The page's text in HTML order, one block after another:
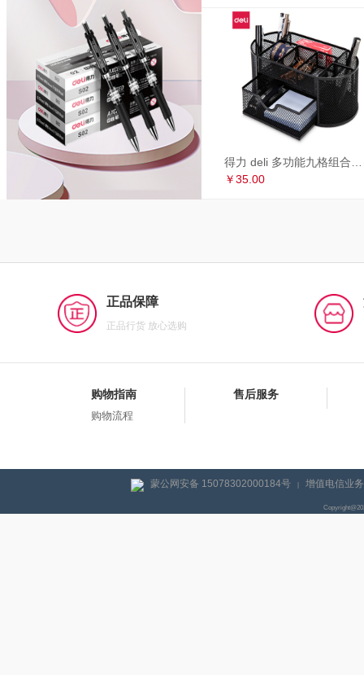
￥35.00
正品保障
正品行货 放心选购
购物指南
购物流程
售后服务
蒙公网安备 15078302000184号 | 增值电信业